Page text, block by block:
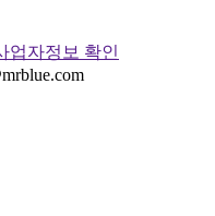
업자정보 확인